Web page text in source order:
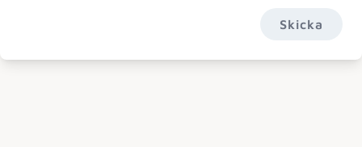
Skicka